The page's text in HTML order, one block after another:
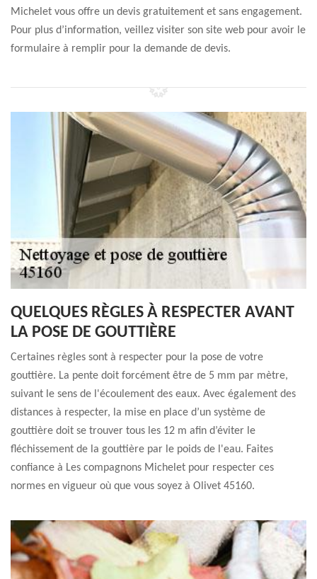
Michelet vous offre un devis gratuitement et sans engagement.
Pour plus d’information, veillez visiter son site web pour avoir le
formulaire à remplir pour la demande de devis.
QUELQUES RÈGLES À RESPECTER AVANT
LA POSE DE GOUTTIÈRE
Certaines règles sont à respecter pour la pose de votre
gouttière. La pente doit forcément être de 5 mm par mètre,
suivant le sens de l'écoulement des eaux. Avec également des
distances à respecter, la mise en place d’un système de
gouttière doit se trouver tous les 12 m afin d’éviter le
fléchissement de la gouttière par le poids de l'eau. Faites
confiance à Les compagnons Michelet pour respecter ces
normes en vigueur où que vous soyez à Olivet 45160.